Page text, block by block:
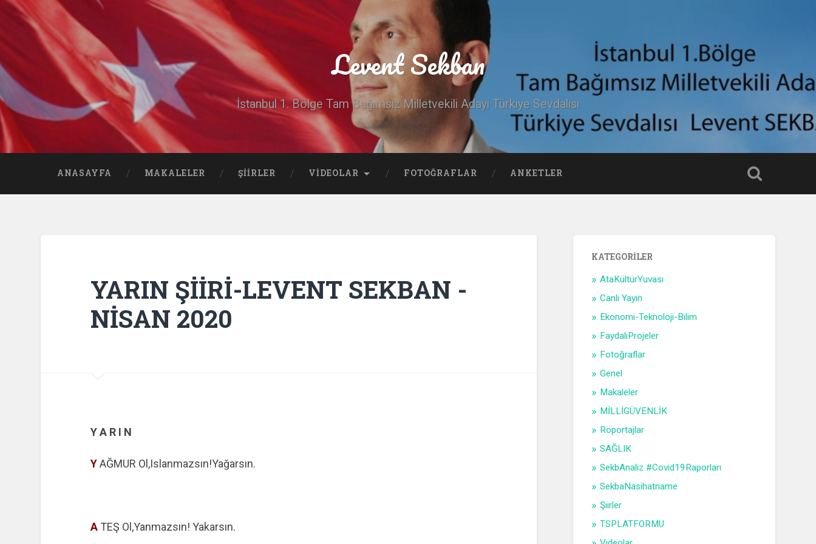
Levent Sekban
İstanbul 1. Bölge Tam Bağımsız Milletvekili Adayı Türkiye Sevdalısı
ANASAYFA MAKALELER ŞIIRLER VIDEOLAR FOTOĞRAFLAR ANKETLER
YARIN ŞİİRİ-LEVENT SEKBAN -
NİSAN 2020
Y A R I N
YAĞMUR Ol,Islanmazsın!Yağarsın.
ATEŞ Ol,Yanmazsın! Yakarsın.
KATEGORILER
AtaKültürYuvası
Canlı Yayın
Ekonomi-Teknoloji-Bilim
FaydalıProjeler
Fotoğraflar
Genel
Makaleler
MİLLİGÜVENLİK
Röportajlar
SAĞLIK
SekbAnaliz #Covid19Raporları
SekbaNasihatname
Şiirler
TSPLATFORMU